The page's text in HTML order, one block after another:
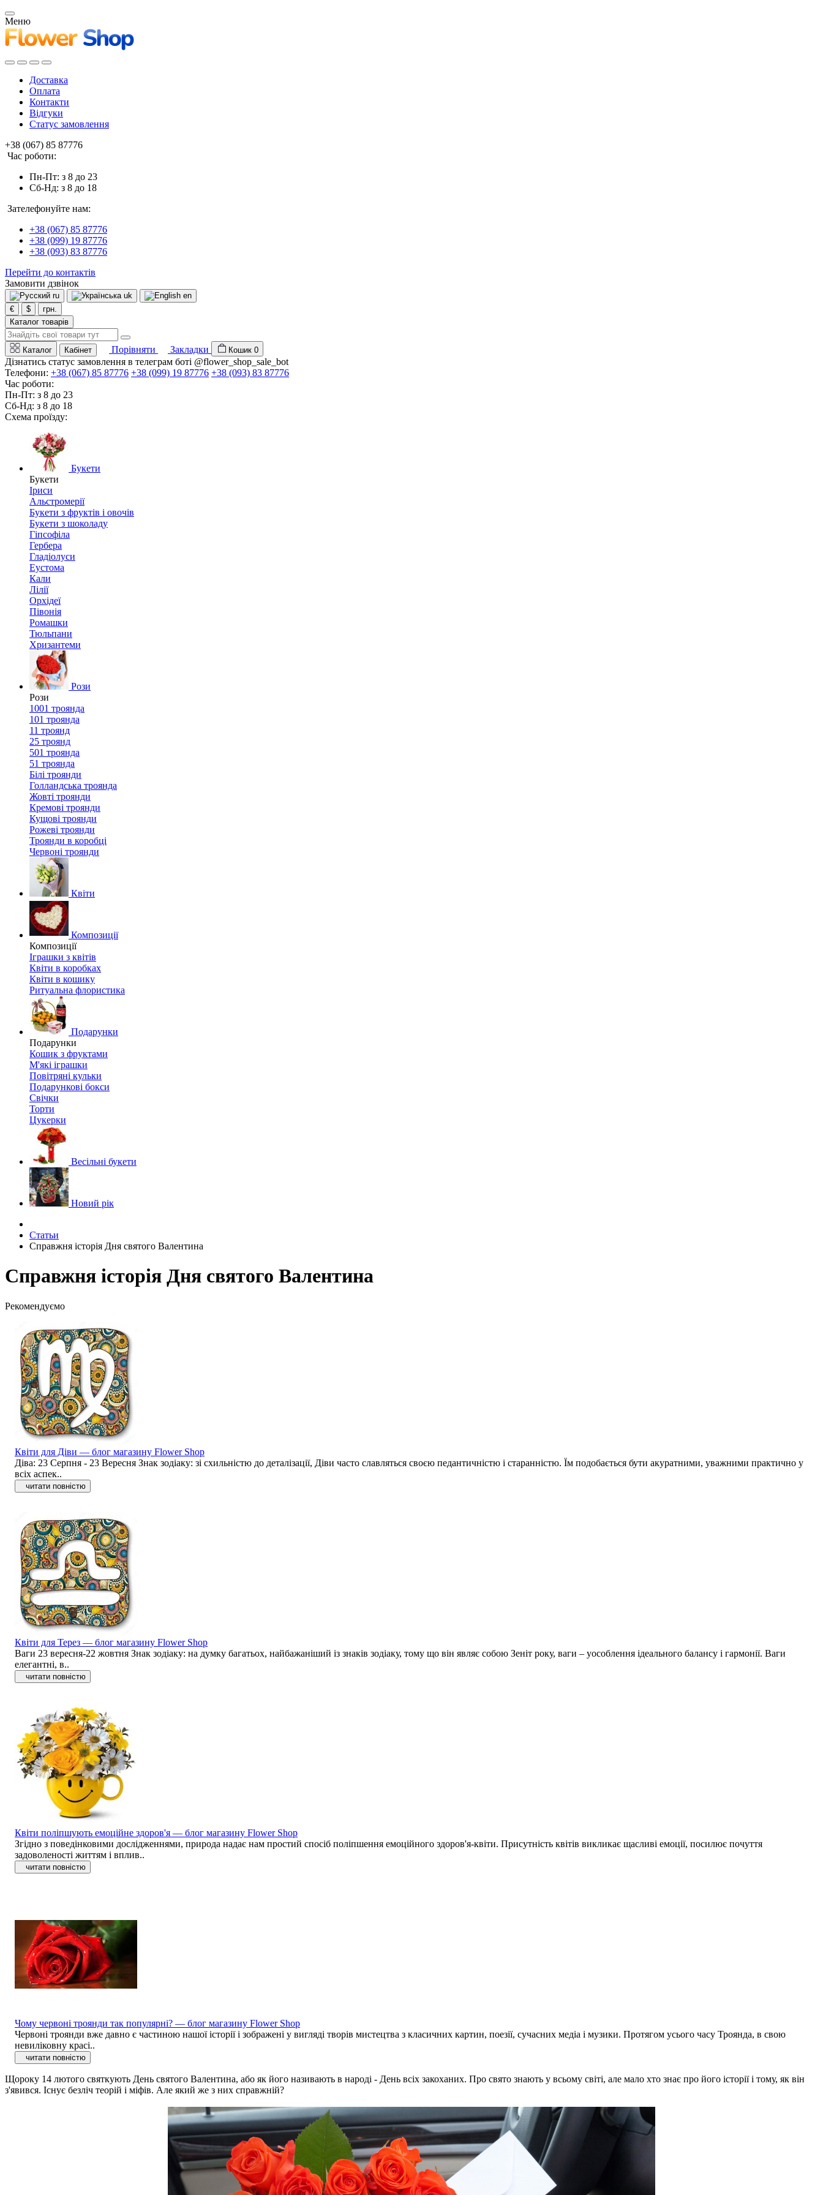
Меню
Доставка
Оплата
Контакти
Відгуки
Статус замовлення
+38 (067) 85 87776
Час роботи:
Пн-Пт: з 8 до 23
Сб-Нд: з 8 до 18
Зателефонуйте нам:
+38 (067) 85 87776
+38 (099) 19 87776
+38 (093) 83 87776
Перейти до контактів
Замовити дзвінок
ru uk
en
€
$
грн.
Каталог товарів
Каталог Кабінет Порівняти Закладки Кошик 0
Дізнатись статус замовлення в телеграм боті @flower_shop_sale_bot
Телефони: +38 (067) 85 87776 +38 (099) 19 87776 +38 (093) 83 87776
Час роботи:
Пн-Пт: з 8 до 23
Сб-Нд: з 8 до 18
Схема проїзду:
Букети
Букети
Іриси
Альстромерії
Букети з фруктів і овочів
Букети з шоколаду
Гіпсофіла
Гербера
Гладіолуси
Еустома
Кали
Лілії
Орхідеї
Півонія
Ромашки
Тюльпани
Хризантеми
Рози
Рози
1001 троянда
101 троянда
11 троянд
25 троянд
501 троянда
51 троянда
Білі троянди
Голландська троянда
Жовті троянди
Кремові троянди
Кущові троянди
Рожеві троянди
Троянди в коробці
Червоні троянди
Квіти
Композиції
Композиції
Іграшки з квітів
Квіти в коробках
Квіти в кошику
Ритуальна флористика
Подарунки
Подарунки
Кошик з фруктами
М'які іграшки
Повітряні кульки
Подарункові бокси
Свічки
Торти
Цукерки
Весільні букети
Новий рік
Статьи
Справжня історія Дня святого Валентина
Справжня історія Дня святого Валентина
Рекомендуємо
Квіти для Діви — блог магазину Flower Shop
Діва: 23 Серпня - 23 Вересня Знак зодіаку: зі схильністю до деталізації, Діви часто славляться своєю педантичністю і старанністю. Їм подобається бути акуратними, уважними практично у
всіх аспек..
читати повністю
Квіти для Терез — блог магазину Flower Shop
Ваги 23 вересня-22 жовтня Знак зодіаку: на думку багатьох, найбажаніший із знаків зодіаку, тому що він являє собою Зеніт року, ваги – уособлення ідеального балансу і гармонії. Ваги
елегантні, в..
читати повністю
Квіти поліпшують емоційне здоров'я — блог магазину Flower Shop
Згідно з поведінковими дослідженнями, природа надає нам простий спосіб поліпшення емоційного здоров'я-квіти. Присутність квітів викликає щасливі емоції, посилює почуття
задоволеності життям і вплив..
читати повністю
Чому червоні троянди так популярні? — блог магазину Flower Shop
Червоні троянди вже давно є частиною нашої історії і зображені у вигляді творів мистецтва з класичних картин, поезії, сучасних медіа і музики. Протягом усього часу Троянда, в свою
невиліковну красі..
читати повністю
Щороку 14 лютого святкують День святого Валентина, або як його називають в народі - День всіх закоханих. Про свято знають у всьому світі, але мало хто знає про його історії і тому, як він
з'явився. Існує безліч теорій і міфів. Але який же з них справжній?